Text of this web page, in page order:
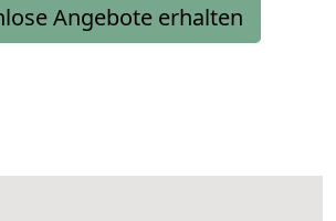
Angebote erhalten